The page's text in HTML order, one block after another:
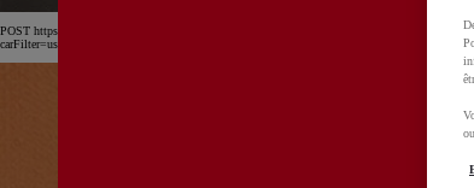
POST https://usc-webcomponents.toyota-europe.com/v1/car-filter-header/fr/fr?